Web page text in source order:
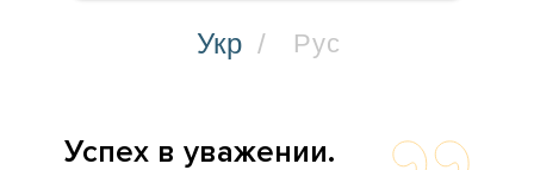
Укр Рус
/
Успех в уважении.